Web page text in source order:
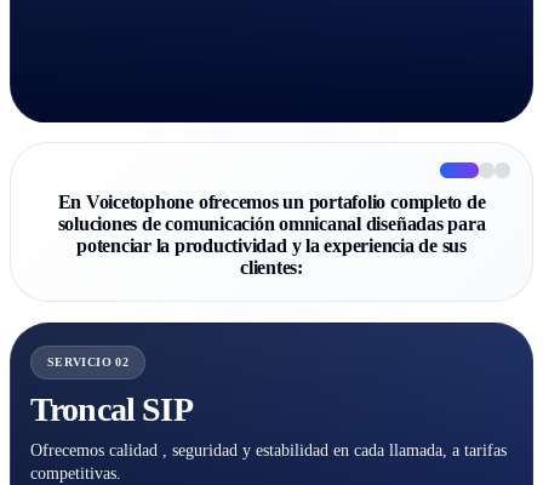
En Voicetophone ofrecemos un portafolio completo de
soluciones de comunicación omnicanal diseñadas para
potenciar la productividad y la experiencia de sus
clientes:
SERVICIO 02
Troncal SIP
Ofrecemos calidad , seguridad y estabilidad en cada llamada, a tarifas
competitivas.